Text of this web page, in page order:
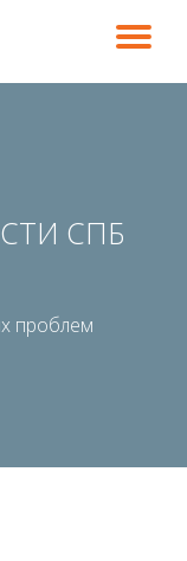
СПБ
проблем